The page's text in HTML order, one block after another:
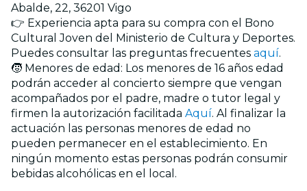
Abalde, 22, 36201 Vigo
👉 Experiencia apta para su compra con el Bono
Cultural Joven del Ministerio de Cultura y Deportes.
Puedes consultar las preguntas frecuentes aquí.
🧒 Menores de edad: Los menores de 16 años edad
podrán acceder al concierto siempre que vengan
acompañados por el padre, madre o tutor legal y
firmen la autorización facilitada Aquí. Al finalizar la
actuación las personas menores de edad no
pueden permanecer en el establecimiento. En
ningún momento estas personas podrán consumir
bebidas alcohólicas en el local.